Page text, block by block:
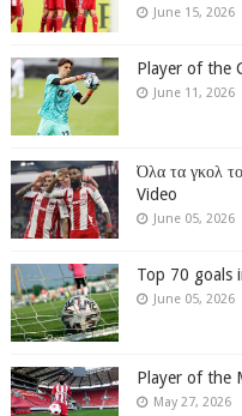
June 15, 2026
Player of the
June 11, 2026
Όλα τα γκολ
Video
June 05, 2026
Top 70 goals
June 05, 2026
Player of the
May 27, 2026